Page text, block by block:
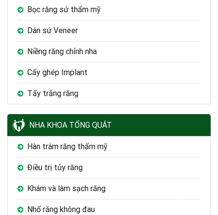
Bọc răng sứ thẩm mỹ
Dán sứ Veneer
Niềng răng chỉnh nha
Cấy ghép Implant
Tẩy trắng răng
NHA KHOA TỔNG QUÁT
Hàn trám răng thẩm mỹ
Điều trị tủy răng
Khám và làm sạch răng
Nhổ răng không đau